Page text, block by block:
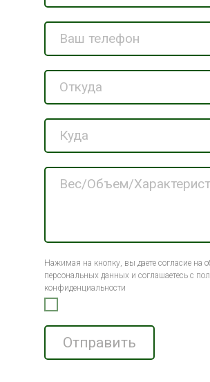
Нажимая на кнопку, вы даете согласие на
персональных данных и соглашаетесь c
конфиденциальности
Отправить